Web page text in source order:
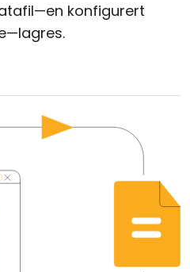
konfigurert